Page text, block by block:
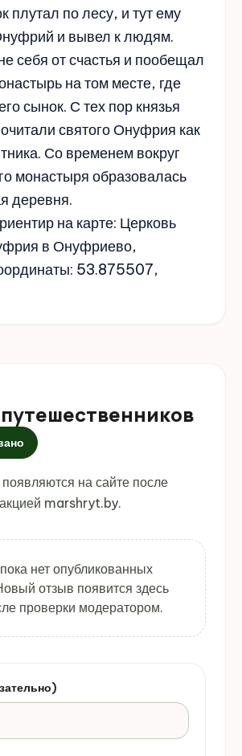
плутал по лесу, и тут ему
и вывел к людям.
себя от счастья и пообещал
на том месте, где
сынок. С тех пор князья
святого Онуфрия как
Со временем вокруг
монастыря образовалась
деревня.
на карте: Церковь
в Онуфриево,
53.875507,
на сайте после
marshryt.by.
нет опубликованных
отзыв появится здесь
проверки модератором.